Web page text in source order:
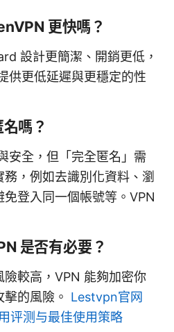
更快嗎？
設計更簡潔、開銷更低，
供更低延遲與更穩定的性
嗎？
安全，但「完全匿名」需
，例如去識別化資料、瀏
登入同一個帳號等。VPN
是否有必要？
較高，VPN 能夠加密你
的風險。 Lestvpn官网
评测与最佳使用策略